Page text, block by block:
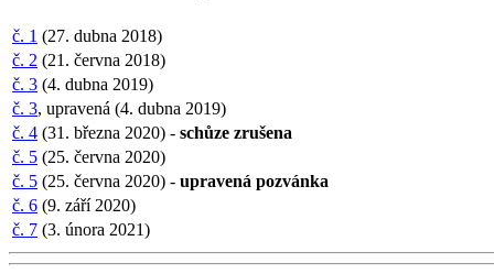
č. 1 (27. dubna 2018)
č. 2 (21. června 2018)
č. 3 (4. dubna 2019)
č. 3, upravená (4. dubna 2019)
č. 4 (31. března 2020) - schůze zrušena
č. 5 (25. června 2020)
č. 5 (25. června 2020) - upravená pozvánka
č. 6 (9. září 2020)
č. 7 (3. února 2021)